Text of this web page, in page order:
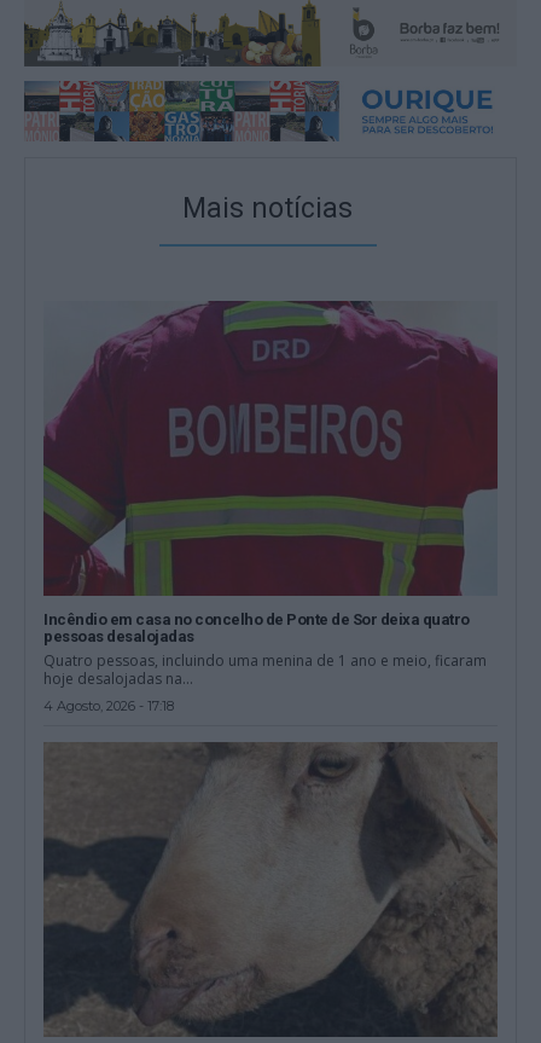
Mais notícias
Incêndio em casa no concelho de Ponte de Sor deixa quatro
pessoas desalojadas
Quatro pessoas, incluindo uma menina de 1 ano e meio, ficaram
hoje desalojadas na...
4 Agosto, 2026 - 17:18